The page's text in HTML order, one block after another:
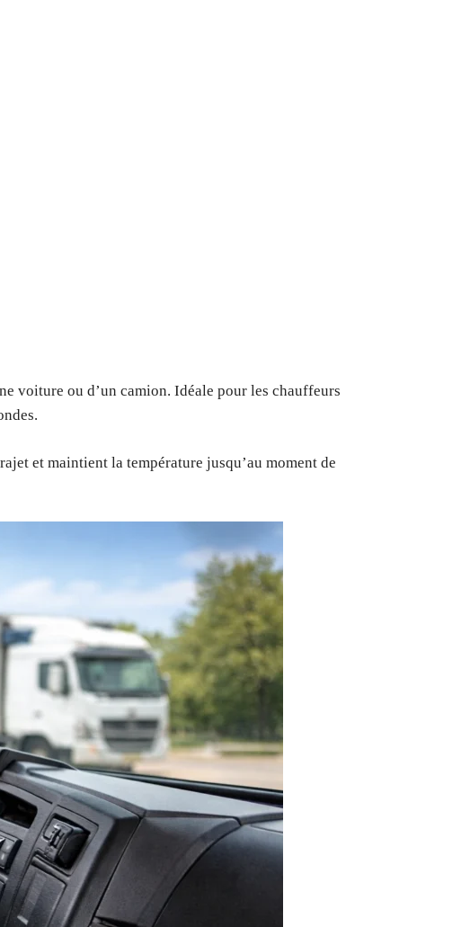
voiture ou d’un camion. Idéale pour les chauffeurs
et maintient la température jusqu’au moment de